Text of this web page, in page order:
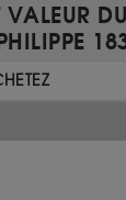
VALEUR